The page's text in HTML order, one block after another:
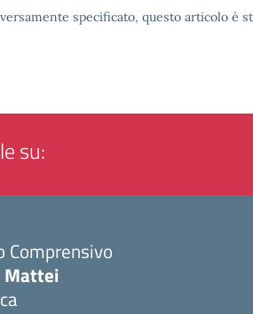
specificato, questo articolo è
su:
Comprensivo
Mattei